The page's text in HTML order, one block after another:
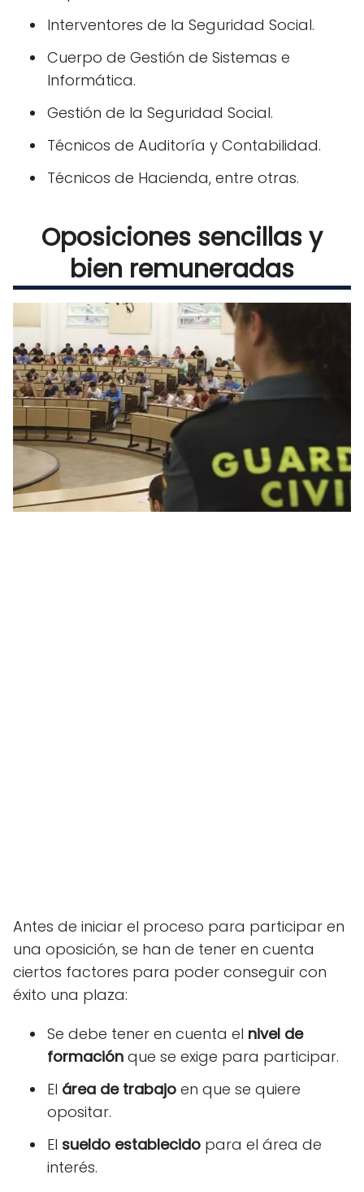
Interventores de la Seguridad Social.
Cuerpo de Gestión de Sistemas e
Informática.
Gestión de la Seguridad Social.
Técnicos de Auditoría y Contabilidad.
Técnicos de Hacienda, entre otras.
Oposiciones sencillas y
bien remuneradas
Antes de iniciar el proceso para participar en
una oposición, se han de tener en cuenta
ciertos factores para poder conseguir con
éxito una plaza:
Se debe tener en cuenta el nivel de
formación que se exige para participar.
El área de trabajo en que se quiere
opositar.
El sueldo establecido para el área de
interés.